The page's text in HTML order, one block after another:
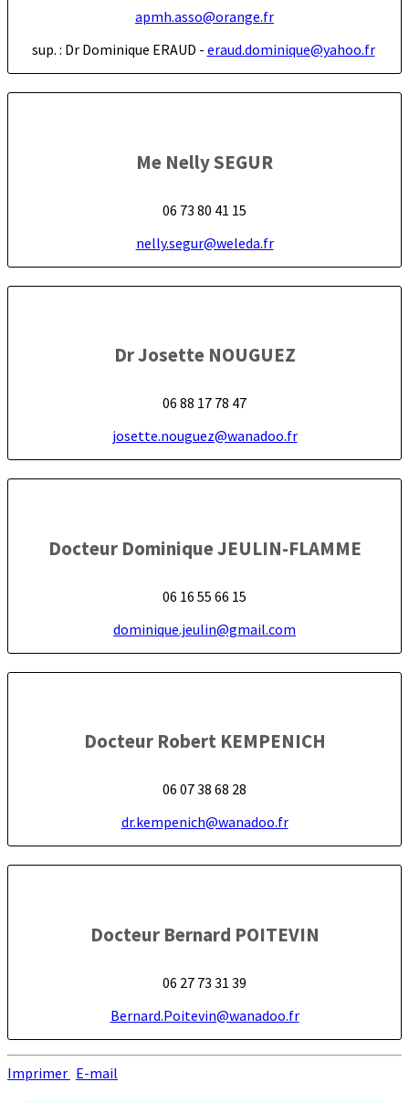
apmh.asso@orange.fr
sup. : Dr Dominique ERAUD - eraud.dominique@yahoo.fr
Me Nelly SEGUR
06 73 80 41 15
nelly.segur@weleda.fr
Dr Josette NOUGUEZ
06 88 17 78 47
josette.nouguez@wanadoo.fr
Docteur Dominique JEULIN-FLAMME
06 16 55 66 15
dominique.jeulin@gmail.com
Docteur Robert KEMPENICH
06 07 38 68 28
dr.kempenich@wanadoo.fr
Docteur Bernard POITEVIN
06 27 73 31 39
Bernard.Poitevin@wanadoo.fr
Imprimer E-mail